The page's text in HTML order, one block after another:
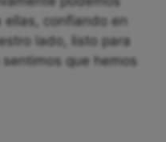
ellas, confiando en
lado, listo para
que hemos